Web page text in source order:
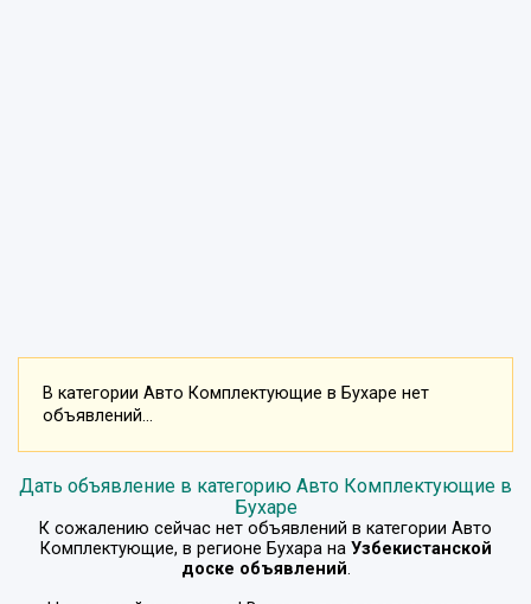
В категории Авто Комплектующие в Бухаре нет
объявлений...
Дать объявление в категорию Авто Комплектующие в
Бухаре
К сожалению сейчас нет объявлений в категории Авто
Комплектующие, в регионе Бухарана Узбекистанской
доске объявлений.